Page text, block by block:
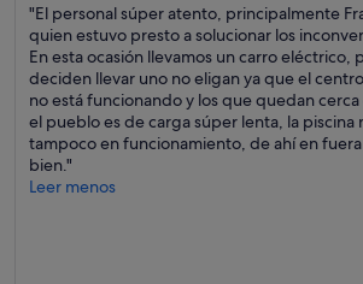
"El personal súper atento, principalmente
quien estuvo presto a solucionar los
En esta ocasión llevamos un carro eléctrico,
deciden llevar uno no eligan ya que el
no está funcionando y los que quedan cerca
el pueblo es de carga súper lenta, la piscina
tampoco en funcionamiento, de ahí en
bien."
Leer menos